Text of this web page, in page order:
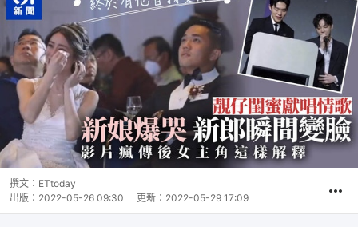
撰文： ETtoday
出版： 2022-05-26 09:30 更新： 2022-05-29 17:09